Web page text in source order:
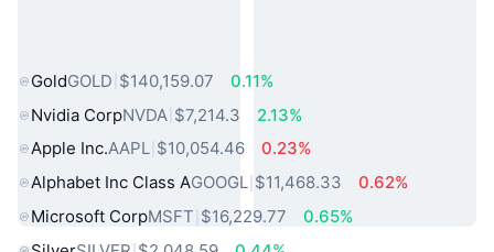
GoldGOLD $140,159.07
0.11%
Nvidia CorpNVDA $7,214.3
2.13%
Apple Inc.AAPL $10,054.46
0.23%
Alphabet Inc Class AGOOGL $11,468.33
0.62%
Microsoft CorpMSFT $16,229.77
0.65%